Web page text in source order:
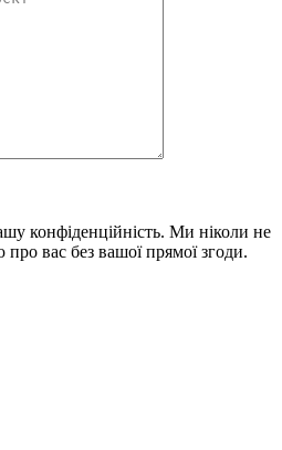
конфіденційність. Ми ніколи не
вас без вашої прямої згоди.